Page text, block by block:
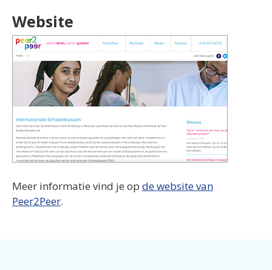
Website
Meer informatie vind je op de website van
Peer2Peer.